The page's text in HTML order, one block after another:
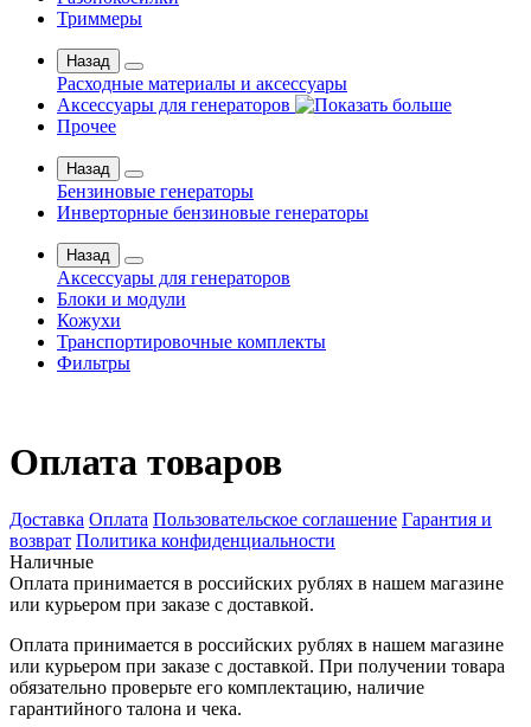
Триммеры
Назад
Расходные материалы и аксессуары
Аксессуары для генераторов
Прочее
Назад
Бензиновые генераторы
Инверторные бензиновые генераторы
Назад
Аксессуары для генераторов
Блоки и модули
Кожухи
Транспортировочные комплекты
Фильтры
Оплата товаров
Доставка Оплата Пользовательское соглашение Гарантия и
возврат Политика конфиденциальности
Наличные
Оплата принимается в российских рублях в нашем магазине
или курьером при заказе с доставкой.
Оплата принимается в российских рублях в нашем магазине
или курьером при заказе с доставкой. При получении товара
обязательно проверьте его комплектацию, наличие
гарантийного талона и чека.